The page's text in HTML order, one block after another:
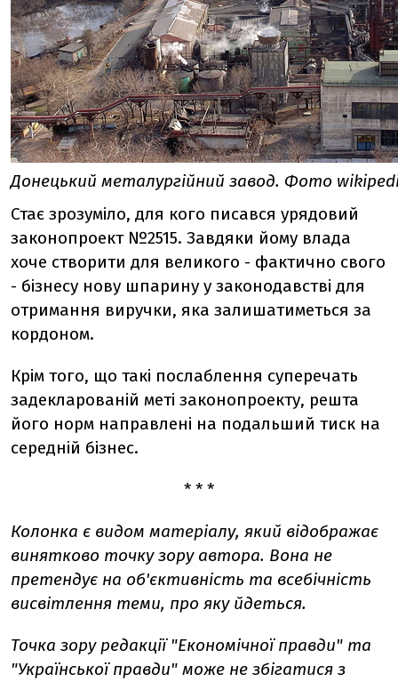
Донецький металургійний завод. Фото
Стає зрозуміло, для кого писався урядовий
законопроект №2515. Завдяки йому влада
хоче створити для великого - фактично свого
- бізнесу нову шпарину у законодавстві для
отримання виручки, яка залишатиметься за
кордоном.
Крім того, що такі послаблення суперечать
задекларованій меті законопроекту, решта
його норм направлені на подальший тиск на
середній бізнес.
* * *
Колонка є видом матеріалу, який відображає
винятково точку зору автора. Вона не
претендує на об'єктивність та всебічність
висвітлення теми, про яку йдеться.
Точка зору редакції "Економічної правди" та
"Української правди" може не збігатися з